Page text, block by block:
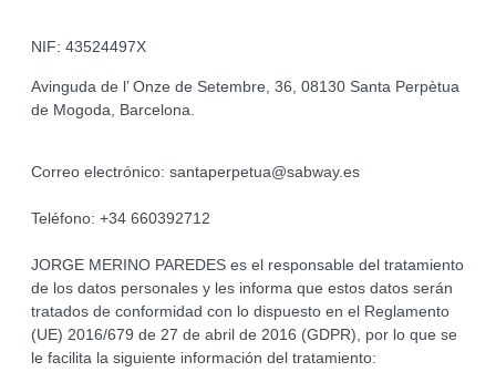
NIF: 43524497X
Avinguda de l’ Onze de Setembre, 36, 08130 Santa Perpètua
de Mogoda, Barcelona.
Correo electrónico: santaperpetua@sabway.es
Teléfono: +34 660392712
JORGE MERINO PAREDES es el responsable del tratamiento
de los datos personales y les informa que estos datos serán
tratados de conformidad con lo dispuesto en el Reglamento
(UE) 2016/679 de 27 de abril de 2016 (GDPR), por lo que se
le facilita la siguiente información del tratamiento: